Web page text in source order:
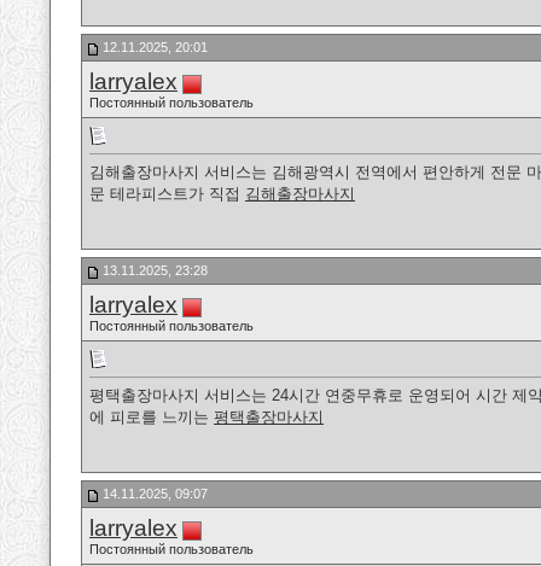
12.11.2025, 20:01
larryalex
Постоянный пользователь
김해출장마사지 서비스는 김해광역시 전역에서 편안하게 전문
문 테라피스트가 직접 김해출장마사지
13.11.2025, 23:28
larryalex
Постоянный пользователь
평택출장마사지 서비스는 24시간 연중무휴로 운영되어 시간
에 피로를 느끼는 평택출장마사지
14.11.2025, 09:07
larryalex
Постоянный пользователь